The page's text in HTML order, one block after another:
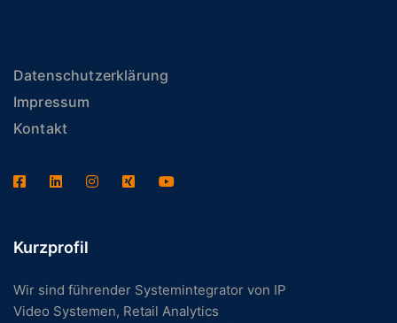
Datenschutzerklärung
Impressum
Kontakt
Kurzprofil
Wir sind führender Systemintegrator von IP
Video Systemen, Retail Analytics